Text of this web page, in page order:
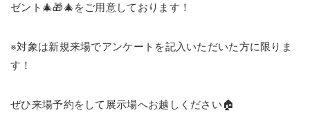
ゼント🎄🎁🎄をご用意しております！
※対象は新規来場でアンケートを記入いただいた方に限りま
す！
ぜひ来場予約をして展示場へお越しください🏠